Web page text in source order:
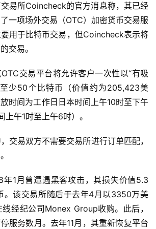
易所Coincheck的官方消息称，其已经
一项场外交易（OTC）加密货币交易服
用于比特币交易，但Coincheck表示将
交易。
交易平台将允许客户一次性以“有吸
少50个比特币（价值约为205,423美
时间为工作日日本时间上午10时至下午
午1时至上午6时）。
交易双方不需要交易所进行订单匹配，
1月曾遭遇黑客攻击，其损失价值5.3
。该交易所随后于去年4月以3350万美
经纪公司Monex Group收购。此后，
服务数月。去年11月，其重新恢复平台